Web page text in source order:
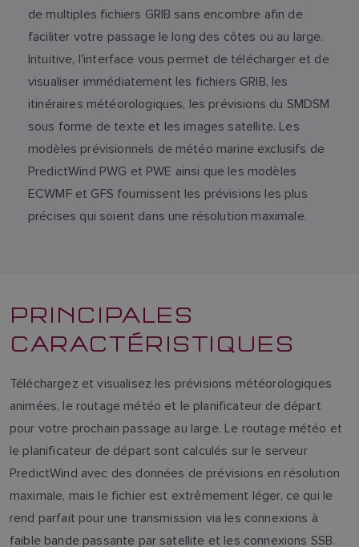
de multiples fichiers GRIB sans encombre afin de
faciliter votre passage le long des côtes ou au large.
Intuitive, l'interface vous permet de télécharger et de
visualiser immédiatement les fichiers GRIB, les
itinéraires météorologiques, les prévisions du SMDSM
sous forme de texte et les images satellite. Les
modèles prévisionnels de météo marine exclusifs de
PredictWind PWG et PWE ainsi que les modèles
ECWMF et GFS fournissent les prévisions les plus
précises qui soient dans une résolution maximale.
PRINCIPALES
CARACTÉRISTIQUES
Téléchargez et visualisez les prévisions météorologiques
animées, le routage météo et le planificateur de départ
pour votre prochain passage au large. Le routage météo et
le planificateur de départ sont calculés sur le serveur
PredictWind avec des données de prévisions en résolution
maximale, mais le fichier est extrêmement léger, ce qui le
rend parfait pour une transmission via les connexions à
faible bande passante par satellite et les connexions SSB.